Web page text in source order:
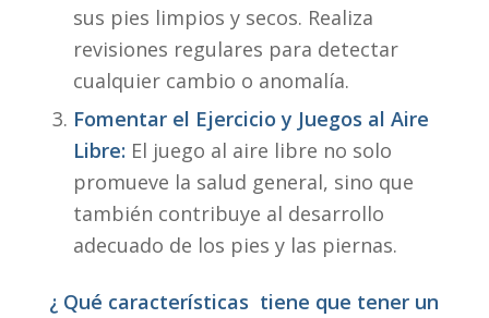
sus pies limpios y secos. Realiza
revisiones regulares para detectar
cualquier cambio o anomalía.
Fomentar el Ejercicio y Juegos al Aire
Libre: El juego al aire libre no solo
promueve la salud general, sino que
también contribuye al desarrollo
adecuado de los pies y las piernas.
¿ Qué características tiene que tener un